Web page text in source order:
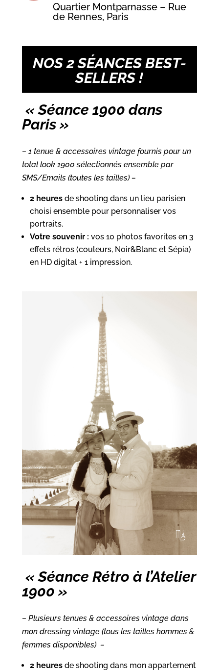
Quartier Montparnasse – Rue
de Rennes, Paris
NOS 2 SÉANCES BEST-
SELLERS !
« Séance 1900 dans
Paris »
– 1 tenue & accessoires vintage fournis pour un
total look 1900 sélectionnés ensemble par
SMS/Emails (toutes les tailles) –
2 heuresde shooting dans un lieu parisien
choisi ensemble pour personnaliser vos
portraits.
Votre souvenir : vos 10 photos favorites en 3
effets rétros (couleurs, Noir&Blanc et Sépia)
en HD digital + 1 impression.
« Séance Rétro à l’Atelier
1900 »
– Plusieurs tenues & accessoires vintage dans
mon dressing vintage (tous les tailles hommes &
femmes disponibles) –
2 heuresde shooting dans mon appartement